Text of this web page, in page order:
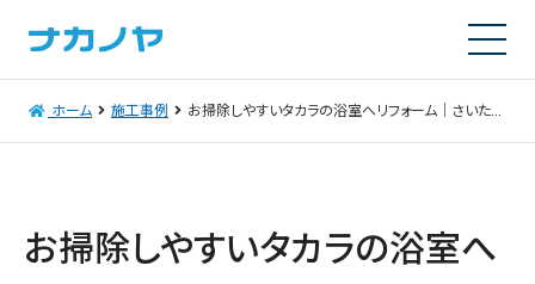
ホーム 施工事例 お掃除しやすいタカラの浴室へリフォーム｜さいたま市
お掃除しやすいタカラの浴室へ